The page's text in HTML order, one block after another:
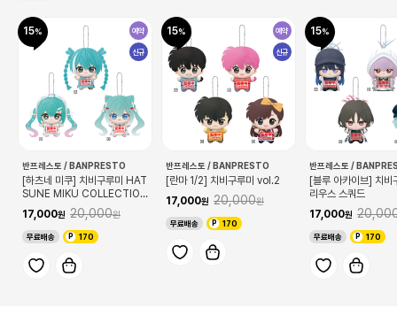
15 예약
신규
반프레스토 / BANPRESTO
[하츠네 미쿠] 치비구루미 HAT
SUNE MIKU COLLECTION
17,000 20,000
무료배송 170
15 예약
신규
반프레스토 / BANPRESTO
[란마 1/2] 치비구루미 vol.2
17,000
20,000
무료배송 170
15
반프레스토 /
[블루 아카이브] 치비
리우스 스쿼드
17,000
무료배송 170